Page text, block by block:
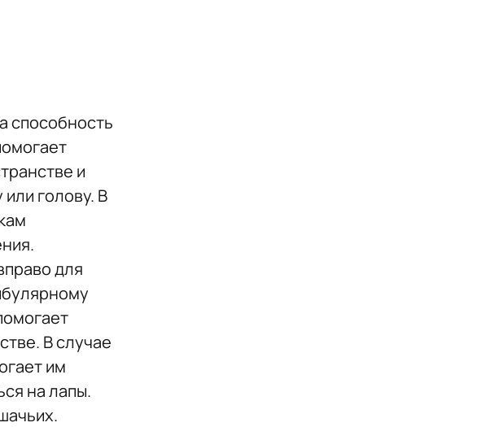
способность
и
голову. В
для
В случае
им
на лапы.